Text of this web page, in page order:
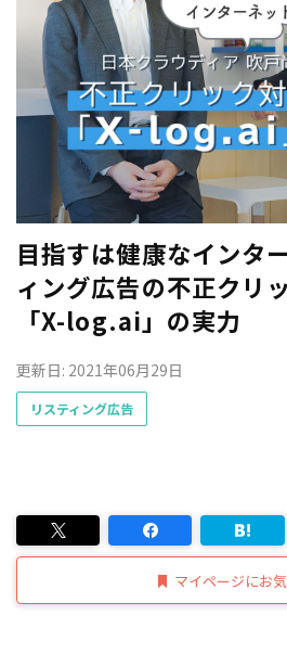
目指すは健康なインタ
ィング広告の不正クリ
「X-log.ai」の実力
更新日: 2021年06月29日
リスティング広告
マイページにお